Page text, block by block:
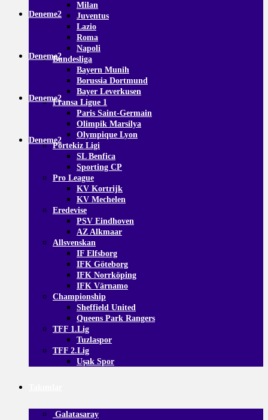
Milan
Juventus
Lazio
Roma
Napoli
Bundesliga
Bayern Munih
Borussia Dortmund
Bayer Leverkusen
Fransa Ligue 1
Paris Saint-Germain
Olimpik Marsilya
Olympique Lyon
Portekiz Ligi
SL Benfica
Sporting CP
Pro League
KV Kortrijk
KV Mechelen
Eredevise
PSV Eindhoven
AZ Alkmaar
Allsvenskan
IF Elfsborg
IFK Göteborg
IFK Norrköping
IFK Värnamo
Championship
Sheffield United
Queens Park Rangers
TFF 1.Lig
Tuzlaspor
TFF 2.Lig
Uşak Spor
Galatasaray
Deneme2
Deneme2
Deneme2
Deneme2